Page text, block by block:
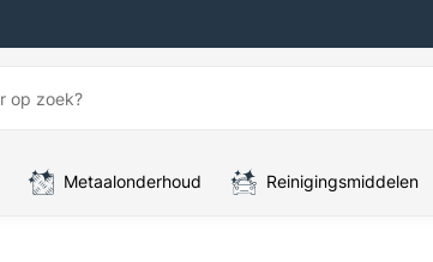
Metaalonderhoud Reinigingsmiddelen